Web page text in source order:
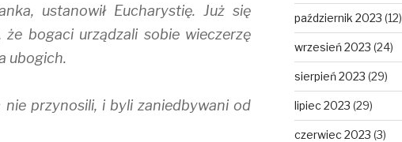
ustanowił Eucharystię. Już się
że bogaci urządzali sobie wieczerzę
ubogich.
przynosili, i byli zaniedbywani od
październik 2023 (12)
wrzesień 2023 (24)
sierpień 2023 (29)
lipiec 2023 (29)
czerwiec 2023 (3)